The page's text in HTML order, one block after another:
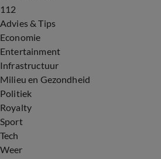
112
Advies & Tips
Economie
Entertainment
Infrastructuur
Milieu en Gezondheid
Politiek
Royalty
Sport
Tech
Weer